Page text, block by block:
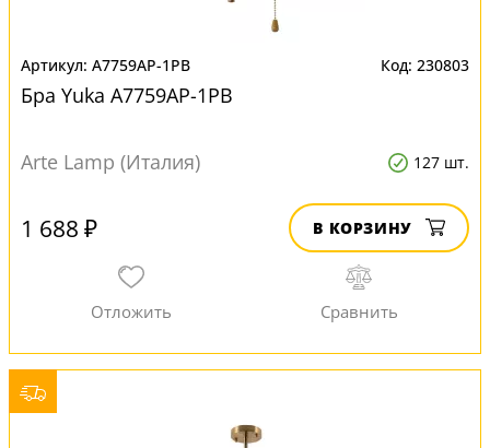
A7759AP-1PB 230803
Бра Yuka A7759AP-1PB
Arte Lamp (Италия) 127 шт.
1 688 ₽ В КОРЗИНУ